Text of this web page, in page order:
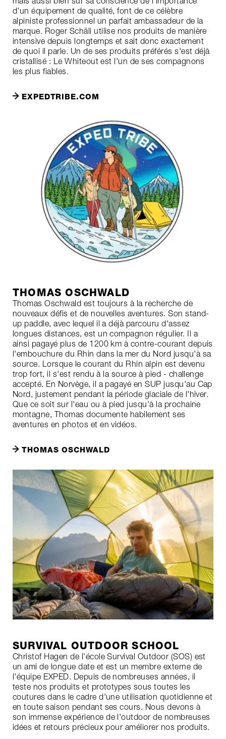
d'un équipement de qualité, font de ce célèbre
alpiniste professionnel un parfait ambassadeur de la
marque. Roger Schäli utilise nos produits de manière
intensive depuis longtemps et sait donc exactement
de quoi il parle. Un de ses produits préférés s'est déjà
cristallisé : Le Whiteout est l'un de ses compagnons
les plus fiables.
EXPEDTRIBE.COM
THOMAS OSCHWALD
Thomas Oschwald est toujours à la recherche de
nouveaux défis et de nouvelles aventures. Son stand-
up paddle, avec lequel il a déjà parcouru d'assez
longues distances, est un compagnon régulier. Il a
ainsi pagayé plus de 1200 km à contre-courant depuis
l'embouchure du Rhin dans la mer du Nord jusqu'à sa
source. Lorsque le courant du Rhin alpin est devenu
trop fort, il s'est rendu à la source à pied - challenge
accepté. En Norvège, il a pagayé en SUP jusqu'au Cap
Nord, justement pendant la période glaciale de l'hiver.
Que ce soit sur l'eau ou à pied jusqu'à la prochaine
montagne, Thomas documente habilement ses
aventures en photos et en vidéos.
THOMAS OSCHWALD
SURVIVAL OUTDOOR SCHOOL
Christof Hagen de l'école Survival Outdoor (SOS) est
un ami de longue date et est un membre externe de
l'équipe EXPED. Depuis de nombreuses années, il
teste nos produits et prototypes sous toutes les
coutures dans le cadre d'une utilisation quotidienne et
en toute saison pendant ses cours. Nous devons à
son immense expérience de l'outdoor de nombreuses
idées et retours précieux pour améliorer nos produits.